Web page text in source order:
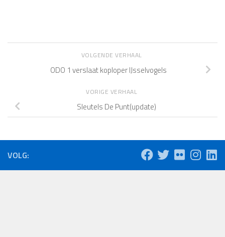
VOLGENDE VERHAAL
ODO 1 verslaat koploper IJsselvogels
VORIGE VERHAAL
Sleutels De Punt(update)
VOLG: